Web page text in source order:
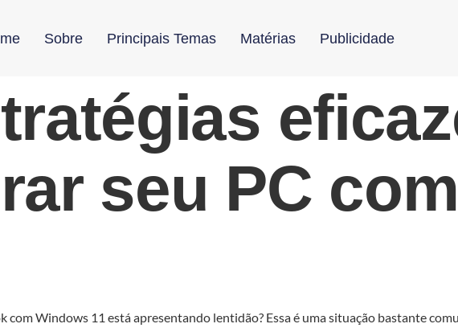
Sobre Principais Temas Matérias Publicidade
seu PC
com Windows 11 está apresentando lentidão? Essa é uma situação bastante